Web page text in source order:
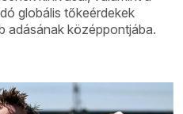
globális tőkeérdekek
adásának középpontjába.